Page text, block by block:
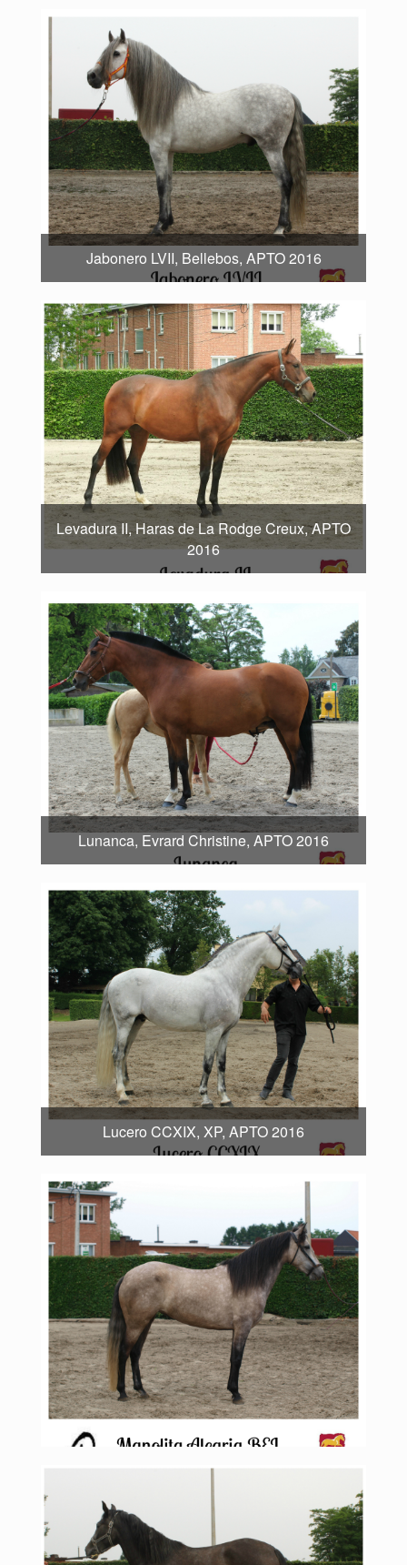
Jabonero LVII, Bellebos, APTO 2016
Levadura II, Haras de La Rodge Creux, APTO
2016
Lunanca, Evrard Christine, APTO 2016
Lucero CCXIX, XP, APTO 2016